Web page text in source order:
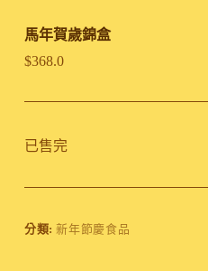
馬年賀歲錦盒
$368.0
已售完
分類:新年節慶食品